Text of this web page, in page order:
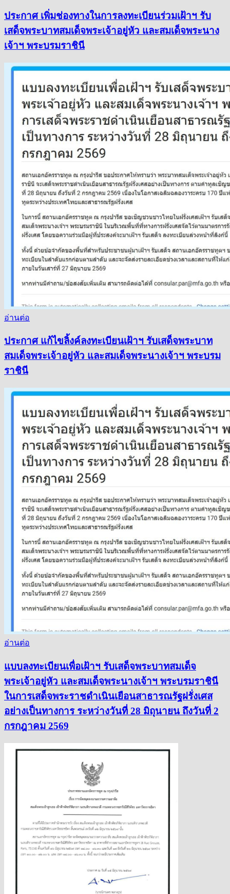
ประกาศ เพิ่มช่องทางในการลงทะเบียนร่วมเฝ้าฯ รับ
เสด็จพระบาทสมเด็จพระเจ้าอยู่หัว และสมเด็จพระนาง
เจ้าฯ พระบรมราชินี
อ่านต่อ
ประกาศ แก้ไขลิ้งค์ลงทะเบียนเฝ้าฯ รับเสด็จพระบาท
สมเด็จพระเจ้าอยู่หัว และสมเด็จพระนางเจ้าฯ พระบรม
ราชินี
อ่านต่อ
แบบลงทะเบียนเพื่อเฝ้าฯ รับเสด็จพระบาทสมเด็จ
พระเจ้าอยู่หัว และสมเด็จพระนางเจ้าฯ พระบรมราชินี
ในการเสด็จพระราชดำเนินเยือนสาธารณรัฐฝรั่งเศส
อย่างเป็นทางการ ระหว่างวันที่ 28 มิถุนายน ถึงวันที่ 2
กรกฎาคม 2569